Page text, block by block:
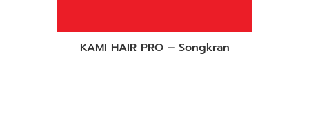
KAMI HAIR PRO – Songkran